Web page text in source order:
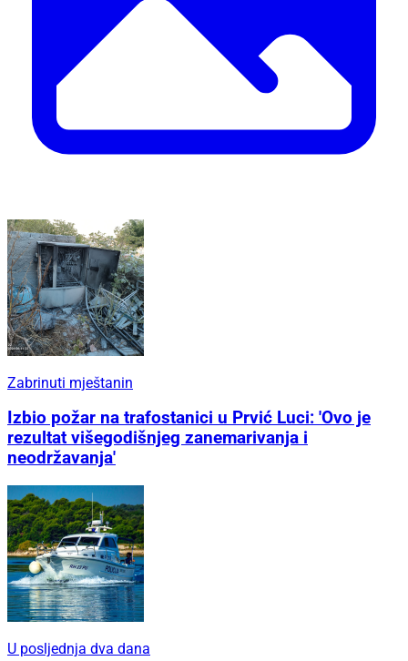
Zabrinuti mještanin
Izbio požar na trafostanici u Prvić Luci: 'Ovo je
rezultat višegodišnjeg zanemarivanja i
neodržavanja'
U posljednja dva dana